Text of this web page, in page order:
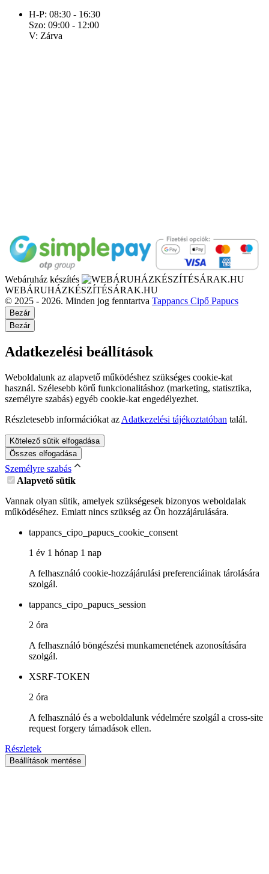
H-P: 08:30 - 16:30
Szo: 09:00 - 12:00
V: Zárva
Webáruház készítés
WEBÁRUHÁZKÉSZÍTÉSÁRAK.HU
© 2025 - 2026. Minden jog fenntartva Tappancs Cipő Papucs
Bezár
Bezár
Adatkezelési beállítások
Weboldalunk az alapvető működéshez szükséges cookie-kat
használ. Szélesebb körű funkcionalitáshoz (marketing, statisztika,
személyre szabás) egyéb cookie-kat engedélyezhet.
Részletesebb információkat az Adatkezelési tájékoztatóban talál.
Kötelező sütik elfogadása
Összes elfogadása
Személyre szabás
Alapvető sütik
Vannak olyan sütik, amelyek szükségesek bizonyos weboldalak
működéséhez. Emiatt nincs szükség az Ön hozzájárulására.
tappancs_cipo_papucs_cookie_consent
1 év 1 hónap 1 nap
A felhasználó cookie-hozzájárulási preferenciáinak tárolására
szolgál.
tappancs_cipo_papucs_session
2 óra
A felhasználó böngészési munkamenetének azonosítására
szolgál.
XSRF-TOKEN
2 óra
A felhasználó és a weboldalunk védelmére szolgál a cross-site
request forgery támadások ellen.
Részletek
Beállítások mentése